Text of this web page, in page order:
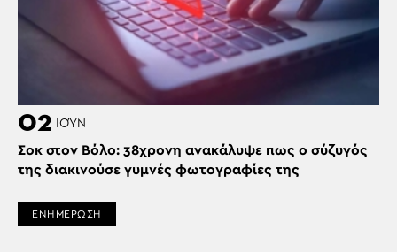
02 ΙΟΎΝ
Σοκ στον Βόλο: 38χρονη ανακάλυψε πως ο σύζυγός
της διακινούσε γυμνές φωτογραφίες της
ΕΝΗΜΕΡΩΣΗ